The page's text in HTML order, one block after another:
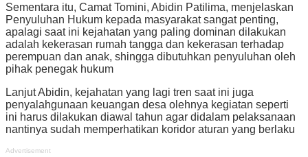
Sementara itu, Camat Tomini, Abidin Patilima, menjelaskan
Penyuluhan Hukum kepada masyarakat sangat penting,
apalagi saat ini kejahatan yang paling dominan dilakukan
adalah kekerasan rumah tangga dan kekerasan terhadap
perempuan dan anak, shingga dibutuhkan penyuluhan oleh
pihak penegak hukum
Lanjut Abidin, kejahatan yang lagi tren saat ini juga
penyalahgunaan keuangan desa olehnya kegiatan seperti
ini harus dilakukan diawal tahun agar didalam pelaksanaan
nantinya sudah memperhatikan koridor aturan yang berlaku
Advertisement